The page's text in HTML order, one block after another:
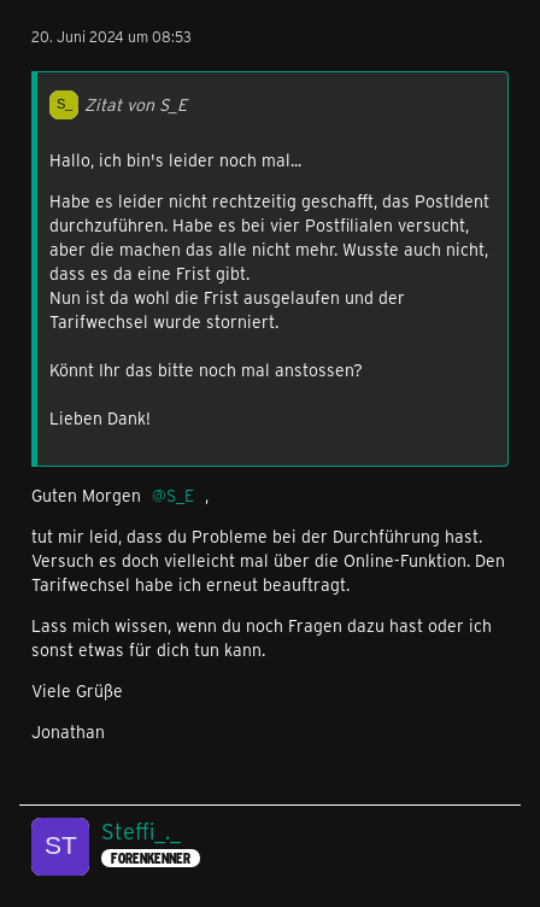
20. Juni 2024 um 08:53
Zitat von S_E
Hallo, ich bin's leider noch mal...
Habe es leider nicht rechtzeitig geschafft, das PostIdent
durchzuführen. Habe es bei vier Postfilialen versucht,
aber die machen das alle nicht mehr. Wusste auch nicht,
dass es da eine Frist gibt.
Nun ist da wohl die Frist ausgelaufen und der
Tarifwechsel wurde storniert.
Könnt Ihr das bitte noch mal anstossen?
Lieben Dank!
Guten Morgen S_E ,
tut mir leid, dass du Probleme bei der Durchführung hast.
Versuch es doch vielleicht mal über die Online-Funktion. Den
Tarifwechsel habe ich erneut beauftragt.
Lass mich wissen, wenn du noch Fragen dazu hast oder ich
sonst etwas für dich tun kann.
Viele Grüße
Jonathan
Steffi_._
FORENKENNER